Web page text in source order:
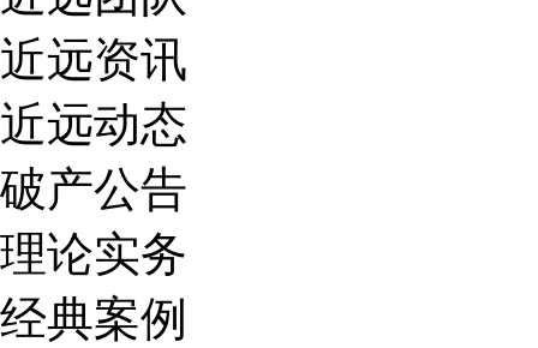
近远资讯
近远动态
破产公告
理论实务
经典案例